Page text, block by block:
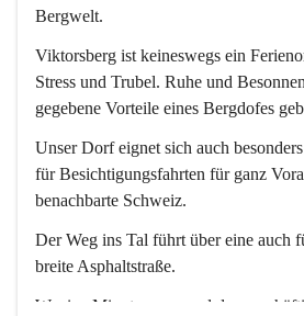
Bergwelt.
Viktorsberg ist keineswegs ein
Stress und Trubel. Ruhe und
gegebene Vorteile eines Bergdofes
Unser Dorf eignet sich auch
für Besichtigungsfahrten für ganz
benachbarte Schweiz.
Der Weg ins Tal führt über eine auch
breite Asphaltstraße.
Wenige Minuten nur, und das